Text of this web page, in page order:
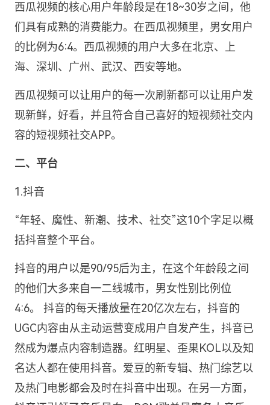
西瓜视频的核心用户年龄段是在18~30岁之间，他
们具有成熟的消费能力。在西瓜视频里，男女用户
的比例为6:4。西瓜视频的用户大多在北京、上
海、深圳、广州、武汉、西安等地。
西瓜视频可以让用户的每一次刷新都可以让用户发
现新鲜，好看，并且符合自己喜好的短视频社交内
容的短视频社交APP。
二、平台
1.抖音
“年轻、魔性、新潮、技术、社交”这10个字足以概
括抖音整个平台。
抖音的用户以是90/95后为主，在这个年龄段之间
的他们大多来自一二线城市，男女性别比例位
4:6。 抖音的每天播放量在20亿次左右，抖音的
UGC内容由从主动运营变成用户自发产生，抖音已
然成为爆点内容制造器。红明星、歪果KOL以及知
名达人都在使用抖音。爱豆的新专辑、热门综艺以
及热门电影都会及时在抖音中出现。在另一方面，